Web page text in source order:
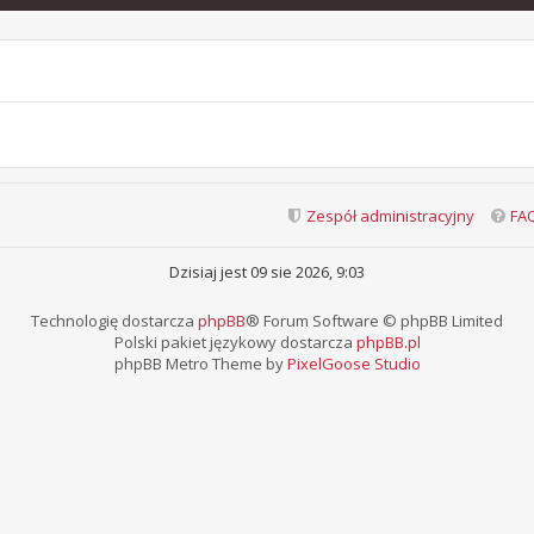
Zespół administracyjny
Dzisiaj jest 09 sie 2026, 9:03
Technologię dostarcza phpBB® Forum Software © phpBB Limited
Polski pakiet językowy dostarcza phpBB.pl
phpBB Metro Theme byPixelGoose Studio